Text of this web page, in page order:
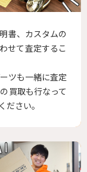
書、カスタムの
せて査定するこ
ツも一緒に査定
買取も行なって
さい。